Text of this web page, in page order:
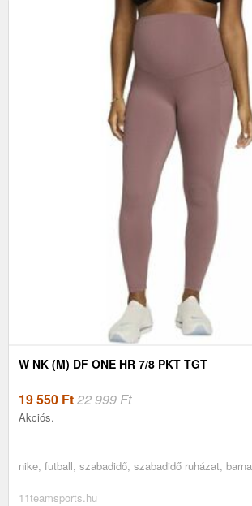
W NK (M) DF ONE HR 7/8 PKT TGT
19 550 Ft22 999 Ft
Akciós.
nike, futball, szabadidő, szabadidő ruházat, barna
11teamsports.hu